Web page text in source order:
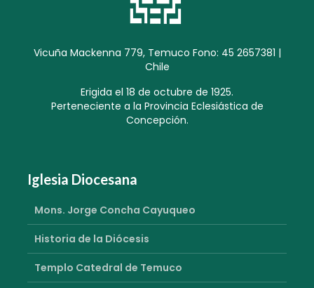
Vicuña Mackenna 779, Temuco Fono: 45 2657381 |
Chile
Erigida el 18 de octubre de 1925.
Perteneciente a la Provincia Eclesiástica de
Concepción.
Iglesia Diocesana
Mons. Jorge Concha Cayuqueo
Historia de la Diócesis
Templo Catedral de Temuco